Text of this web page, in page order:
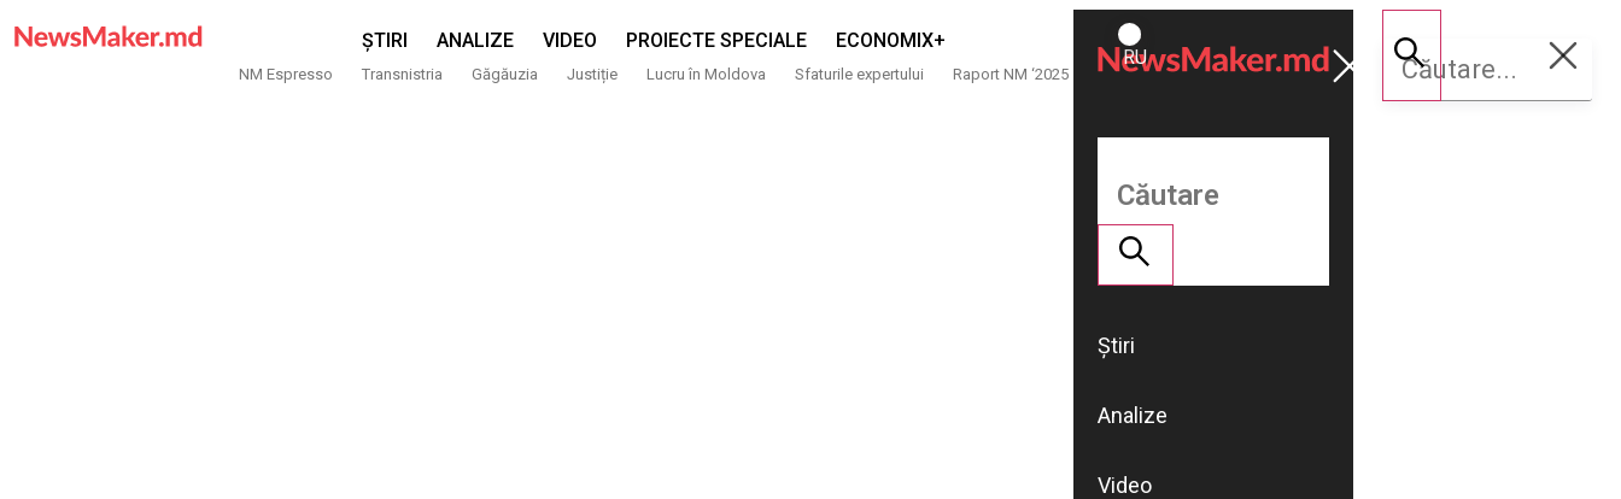
ȘTIRI ANALIZE VIDEO PROIECTE SPECIALE ECONOMIX+
NM Espresso Transnistria Găgăuzia Justiție Lucru în Moldova Sfaturile expertului Raport NM ‘2025
ROMÂNĂ
RU
Susține
NM
Știri
Analize
Video